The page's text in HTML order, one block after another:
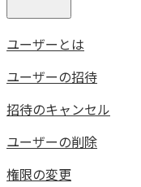
ユーザーとは
ユーザーの招待
招待のキャンセル
ユーザーの削除
権限の変更